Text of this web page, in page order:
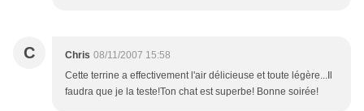
C Chris 08/11/2007 15:58
Cette terrine a effectivement l'air délicieuse et toute légère...Il
faudra que je la teste!Ton chat est superbe! Bonne soirée!